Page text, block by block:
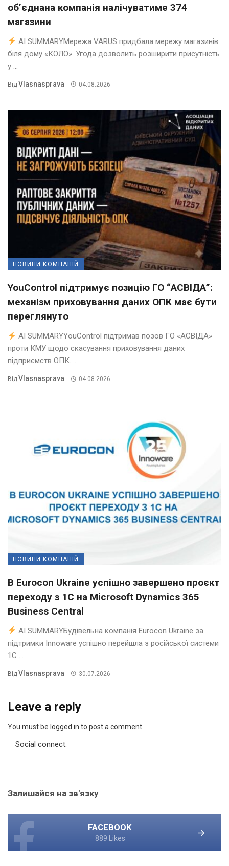
об’єднана компанія налічуватиме 374
магазини
AI SUMMARYМережа VARUS придбала мережу магазинів
біля дому «КОЛО». Угода дозволить розширити присутність
у ...
Від Vlasnasprava 04.08.2026
НОВИНИ КОМПАНІЙ
YouControl підтримує позицію ГО “АСВІДА”:
механізм приховування даних ОПК має бути
переглянуто
AI SUMMARYYouControl підтримав позов ГО «АСВІДА»
проти КМУ щодо скасування приховування даних
підприємств ОПК. ...
ВідVlasnasprava 04.08.2026
НОВИНИ КОМПАНІЙ
В Eurocon Ukraine успішно завершено проєкт
переходу з 1С на Microsoft Dynamics 365
Business Central
AI SUMMARYБудівельна компанія Eurocon Ukraine за
підтримки Innoware успішно перейшла з російської системи
1С ...
Від Vlasnasprava 30.07.2026
Leave a reply
You must be logged in to post a comment.
Social connect:
Залишайся на зв'язку
FACEBOOK
889 Likes